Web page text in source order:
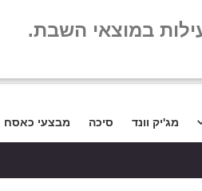
מג'יק וונד סיכה מבצעי כאסח
במוצאי השבת.